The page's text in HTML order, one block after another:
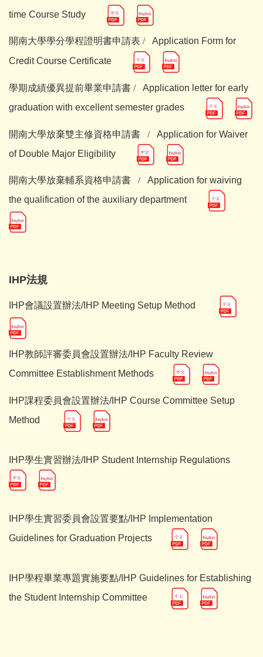
time Course Study
開南大學學分學程證明書申請表 / Application Form for
Credit Course Certificate
學期成績優異提前畢業申請書 / Application letter for early
graduation with excellent semester grades
開南大學放棄雙主修資格申請書 / Application for Waiver
of Double Major Eligibility
開南大學放棄輔系資格申請書 / Application for waiving
the qualification of the auxiliary department
IHP法規
IHP會議設置辦法/IHP Meeting Setup Method
IHP教師評審委員會設置辦法/IHP Faculty Review
Committee Establishment Methods
IHP課程委員會設置辦法/IHP Course Committee Setup
Method
IHP學生實習辦法/IHP Student Internship Regulations
IHP學生實習委員會設置要點/IHP Implementation
Guidelines for Graduation Projects
IHP學程畢業專題實施要點/IHP Guidelines for Establishing
the Student Internship Committee